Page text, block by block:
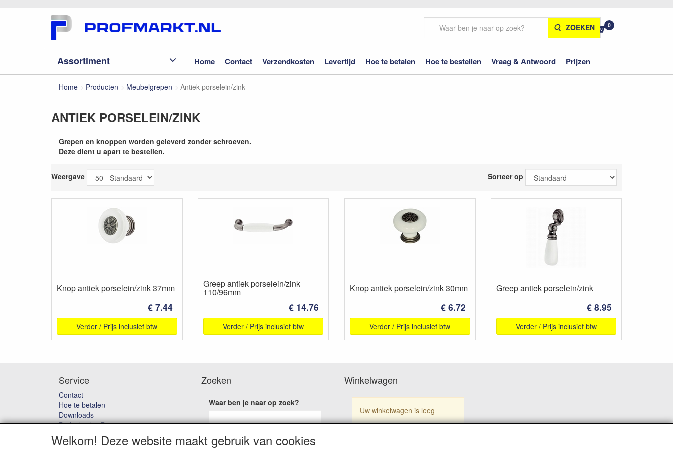
ZOEKEN 0
Assortiment Home Contact Verzendkosten Levertijd Hoe te betalen Hoe te bestellen Vraag & Antwoord Prijzen
Home Producten Meubelgrepen Antiek porselein/zink
ANTIEK PORSELEIN/ZINK
Grepen en knoppen worden geleverd zonder schroeven.
Deze dient u apart te bestellen.
Weergave Sorteer op
Knop antiek porselein/zink 37mm
€ 7.44
Verder / Prijs inclusief btw
Greep antiek porselein/zink
110/96mm
€ 14.76
Verder / Prijs inclusief btw
Knop antiek porselein/zink 30mm
€ 6.72
Verder / Prijs inclusief btw
Greep antiek porselein/zink
€ 8.95
Verder / Prijs inclusief btw
Service
Contact
Hoe te betalen
Downloads
Bedenktijd & Retourneren
Garantie en klachten
Algemene voorwaarden
Zoeken
Waar ben je naar op zoek?
Winkelwagen
Uw winkelwagen is leeg
Welkom! Deze website maakt gebruik van cookies